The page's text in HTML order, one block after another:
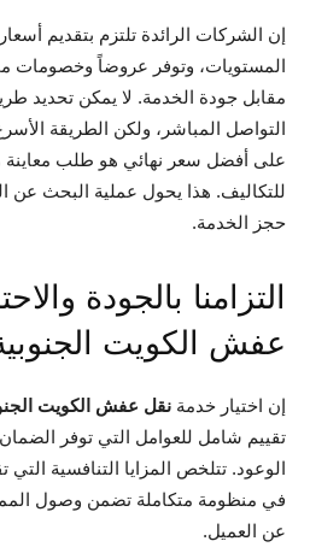
إن الشركات الرائدة تلتزم بتقديم
المستويات، وتوفر عروضاً وخصومات
مقابل جودة الخدمة. لا يمكن تحديد
التواصل المباشر، ولكن الطريقة
على أفضل سعر نهائي هو طلب معاينة
للتكاليف. هذا يحول عملية البحث عن
حجز الخدمة.
التزامنا بالجودة
عفش الكويت
إن اختيار خدمة نقل عفش الكويت
تقييم شامل للعوامل التي توفر
الوعود. تتلخص المزايا التنافسية
في منظومة متكاملة تضمن وصول
عن العميل.